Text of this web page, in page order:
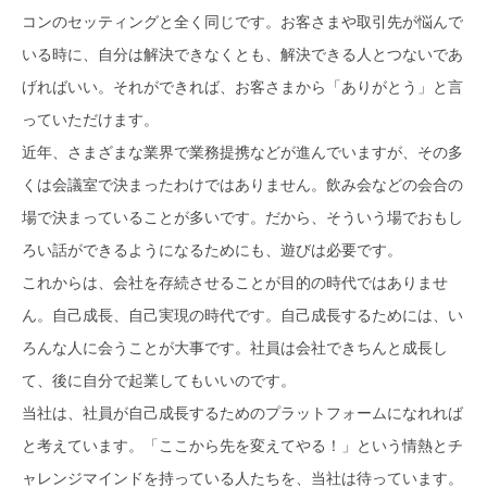
コンのセッティングと全く同じです。お客さまや取引先が悩んで
いる時に、自分は解決できなくとも、解決できる人とつないであ
げればいい。それができれば、お客さまから「ありがとう」と言
っていただけます。
近年、さまざまな業界で業務提携などが進んでいますが、その多
くは会議室で決まったわけではありません。飲み会などの会合の
場で決まっていることが多いです。だから、そういう場でおもし
ろい話ができるようになるためにも、遊びは必要です。
これからは、会社を存続させることが目的の時代ではありませ
ん。自己成長、自己実現の時代です。自己成長するためには、い
ろんな人に会うことが大事です。社員は会社できちんと成長し
て、後に自分で起業してもいいのです。
当社は、社員が自己成長するためのプラットフォームになれれば
と考えています。「ここから先を変えてやる！」という情熱とチ
ャレンジマインドを持っている人たちを、当社は待っています。